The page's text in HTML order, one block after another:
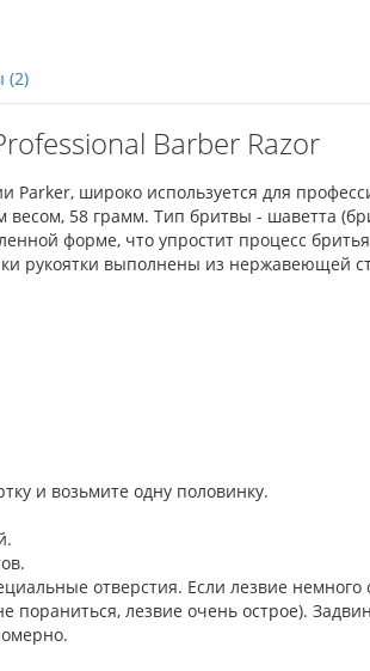
(2)
Barber Razor
Parker, широко используется для
58 грамм. Тип бритвы - шаветта
форме, что упростит процесс
рукоятки выполнены из нержавеющей
и возьмите одну половинку.
отверстия. Если лезвие немного
пораниться, лезвие очень острое).